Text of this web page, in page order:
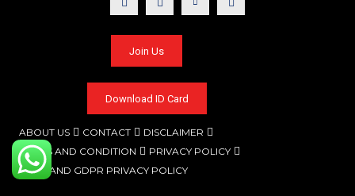
Join Us
Download ID Card
ABOUT US CONTACT
DISCLAIMER
TERMS AND CONDITION
PRIVACY POLICY
CCPA AND GDPR PRIVACY POLICY